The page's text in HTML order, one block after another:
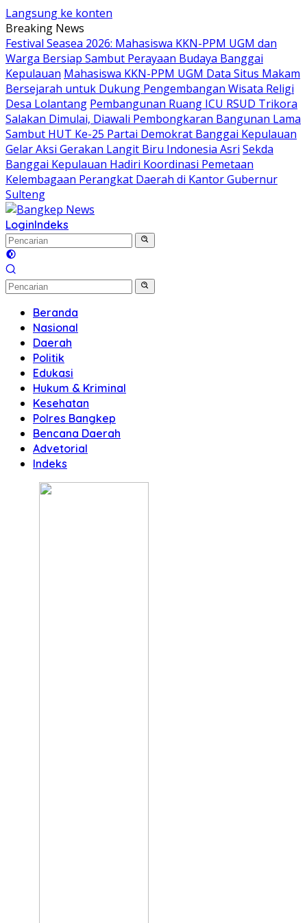
Langsung ke konten
Breaking News
Festival Seasea 2026: Mahasiswa KKN-PPM UGM dan
Warga Bersiap Sambut Perayaan Budaya Banggai
Kepulauan Mahasiswa KKN-PPM UGM Data Situs Makam
Bersejarah untuk Dukung Pengembangan Wisata Religi
Desa Lolantang Pembangunan Ruang ICU RSUD Trikora
Salakan Dimulai, Diawali Pembongkaran Bangunan Lama
Sambut HUT Ke-25 Partai Demokrat Banggai Kepulauan
Gelar Aksi Gerakan Langit Biru Indonesia Asri Sekda
Banggai Kepulauan Hadiri Koordinasi Pemetaan
Kelembagaan Perangkat Daerah di Kantor Gubernur
Sulteng
LoginIndeks
Beranda
Nasional
Daerah
Politik
Edukasi
Hukum & Kriminal
Kesehatan
Polres Bangkep
Bencana Daerah
Advetorial
Indeks